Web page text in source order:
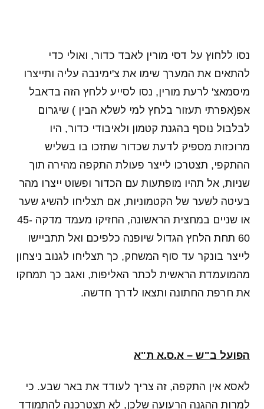
נסו ללחוץ על דסי מורין לאבד כדור, ואולי כדי
להתאים את המערך שימו את צ'ימינבה עליה ותייצרו
מיסמאצ' לרעת מורין, נסו לסייע ללחץ הזה בדאבל
אפ(אפרתי תעזור בלחץ למי לשלא הבין ) שיגרום
לבלבול נוסף בהגנת קטמון ולאיבודי כדור, היו
מרוכזות מספיק לדעת שכדור שתזכו בו בשליש
ההתקפי, תצטרכו לייצר פעולת התקפה מהירה תוך
שניות, אל תהיו מופתעות עם הכדור ופשוט ייצרו מהר
בעיטה לשער של הקטמוניות, אם תצליחו להשיג שער
או שניים במחצית הראשונה, החזיקו מעמד מדקה 45-
60 תחת הלחץ הגדול שיופנה כלפיכם ואל תתביישו
לייצר בונקר עד סוף המשחק, כך תצליחו לגנוב ניצחון
מהמועמדת הראשית לכתר האליפות, ואגב כך תמחקו
את חרפת החתונה ותצאו לדרך חדשה.
הפועל ב"ש – א.ס.א ת"א
לאסא אין התקפה, זה צריך לעודד את באר שבע. כי
למרות ההגנה הרעועה שלכן, לא תצטרכנה להתמודד